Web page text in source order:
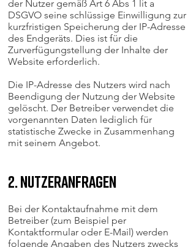
der Nutzer gemäß Art 6 Abs 1 lit a
DSGVO seine schlüssige Einwilligung zur
kurzfristigen Speicherung der IP-Adresse
des Endgeräts. Dies ist für die
Zurverfügungstellung der Inhalte der
Website erforderlich.
Die IP-Adresse des Nutzers wird nach
Beendigung der Nutzung der Website
gelöscht. Der Betreiber verwendet die
vorgenannten Daten lediglich für
statistische Zwecke in Zusammenhang
mit seinem Angebot.
2. Nutzeranfragen
Bei der Kontaktaufnahme mit dem
Betreiber (zum Beispiel per
Kontaktformular oder E-Mail) werden
folgende Angaben des Nutzers zwecks